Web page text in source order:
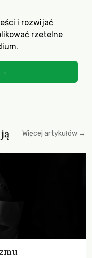
i rozwijać
rzetelne
→
Więcej artykułów →